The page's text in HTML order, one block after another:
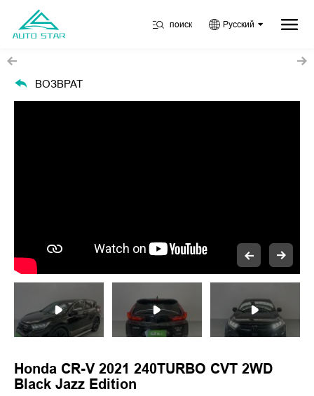
поиск Русский
ВОЗВРАТ
Honda CR-V 2021 240TURBO CVT 2WD
Black Jazz Edition